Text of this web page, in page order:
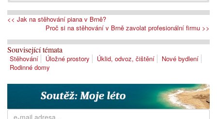
<< Jak na stěhování piana v Brně?
Proč si na stěhování v Brně zavolat profesionální firmu >>
Související témata
Stěhování Úložné prostory Úklid, odvoz, čištění
Nové bydlení
Rodinné domy